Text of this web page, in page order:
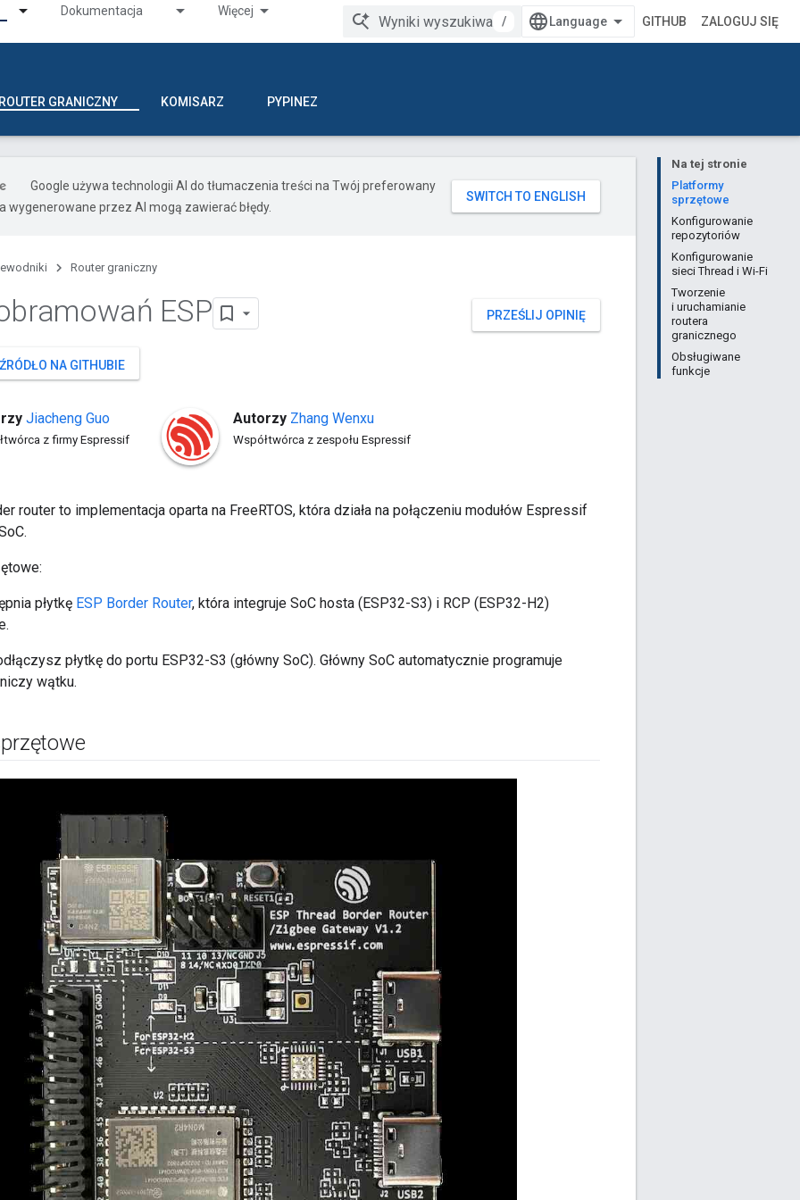
Dokumentacja Więcej
/ GITHUB ZALOGUJ SIĘ
GRANICZNY KOMISARZ PYPINEZ
Na tej stronie
Platformy
sprzętowe
Konfigurowanie
repozytoriów
Konfigurowanie
sieci Thread i Wi-Fi
Tworzenie
i uruchamianie
routera
granicznego
Obsługiwane
funkcje
Google używa technologii AI do tłumaczenia treści na Twój preferowany
wygenerowane przez AI mogą zawierać błędy.
Router graniczny
PRZEŚLIJ OPINIĘ
ESP
NA GITHUBIE
Jiacheng Guo
z firmy Espressif
Autorzy Zhang Wenxu
Współtwórca z zespołu Espressif
router to implementacja oparta na FreeRTOS, która działa na połączeniu modułów Espressif
płytkę ESP Border Router, która integruje SoC hosta (ESP32-S3) i RCP (ESP32-H2)
płytkę do portu ESP32-S3 (główny SoC). Główny SoC automatycznie programuje
wątku.